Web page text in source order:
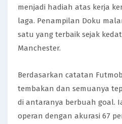
menjadi hadiah atas kerja
laga. Penampilan Doku
satu yang terbaik sejak
Manchester.
Berdasarkan catatan
tembakan dan semuanya
di antaranya berbuah goal.
operan dengan akurasi 67